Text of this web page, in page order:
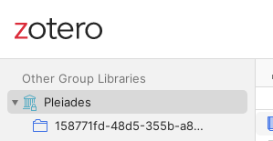
Site navigation
Other Group Libraries
Pleiades
158771fd-48d5-355b-a887-59923900a426